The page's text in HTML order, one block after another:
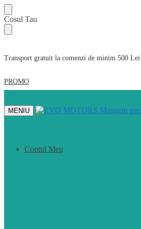
Skip
to
navigation
Skip
to
content
Cosul Tau
Transport gratuit la comenzi de minim 500 Lei
PROMO
MENIU
Contul Meu